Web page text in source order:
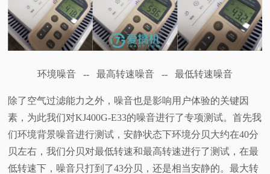
环境噪音 -- 最高转速噪音 -- 最低转速噪音
除了空气过滤能力之外，噪音也是影响用户体验的关键因
素，为此我们对KJ400G-E33的噪音进行了专项测试。首先我
们环境背景噪音进行测试，安静状态下环境分贝大约在40分
贝左右，我们分贝对最低转速和最高转速进行了测试，在最
低转速下，噪音只打到了43分贝，还是相当安静的。最大转